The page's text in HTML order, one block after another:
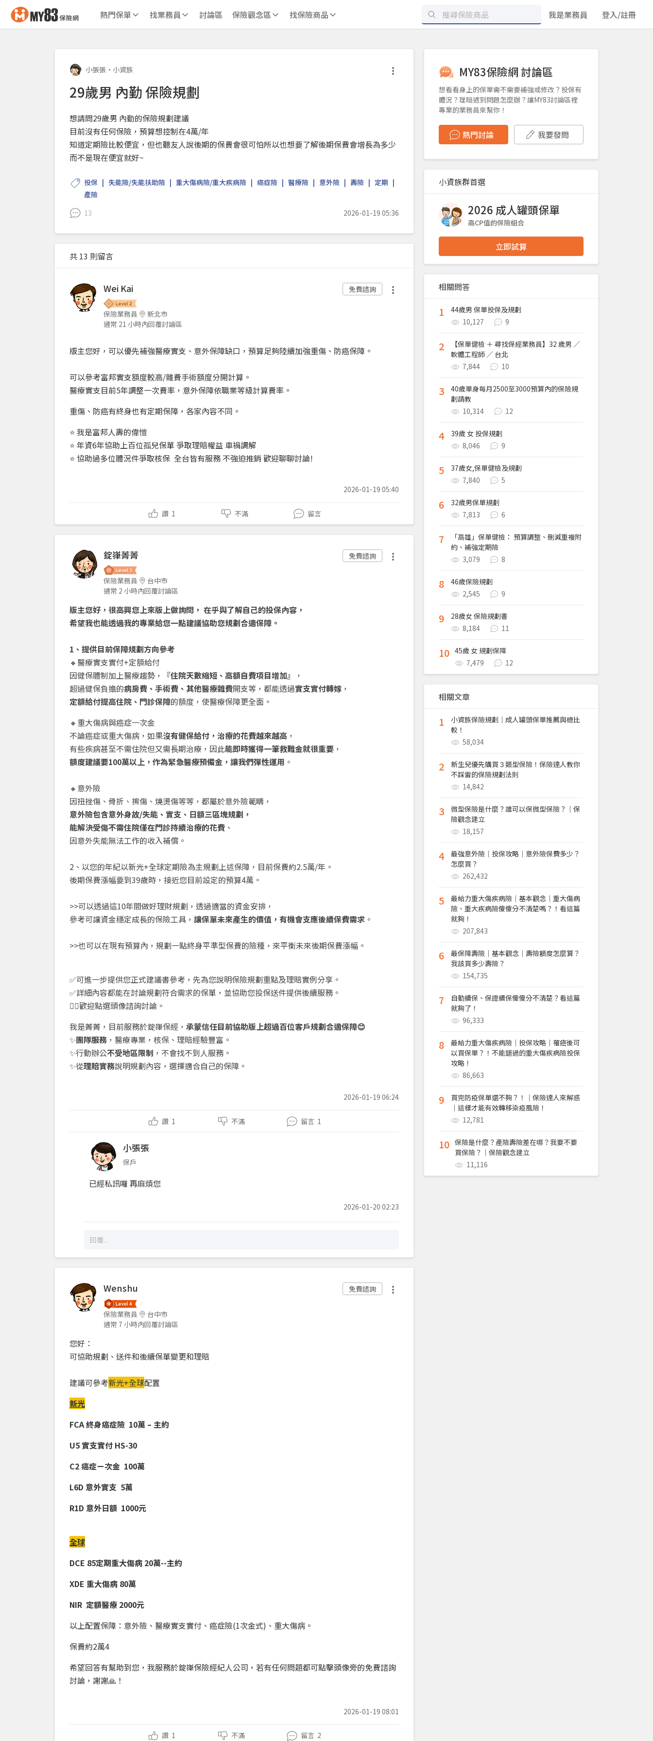
熱門保單 找業務員 討論區 保險觀念區 找保險商品 我是業務員 登入/註冊
小張張 • 小資族
29歲男 內勤 保險規劃
想請問29歲男 內勤的保險規劃建議
目前沒有任何保險，預算想控制在4萬/年
知道定期險比較便宜，但也聽友人說後期的保費會很可怕所以也想要了解後期保費會增長為多少
而不是現在便宜就好~
投保 失能險/失能扶助險 重大傷病險/重大疾病險 癌症險 醫療險 意外險 壽險
定期
產險
13
2026-01-19 05:36
共 13 則留言
Wei Kai
保險業務員
新北市
通常 21 小時內回覆討論區
免費諮詢
版主您好，可以優先補強醫療實支、意外保障缺口，預算足夠陸續加強重傷、防癌保障。
可以參考富邦實支額度較高/雜費手術額度分開計算。
醫療實支目前5年調整一次費率，意外保障依職業等級計算費率。
重傷、防癌有終身也有定期保障，各家內容不同。
⭐ 我是富邦人壽的偉愷
⭐ 年資6年協助上百位孤兒保單 爭取理賠權益 車禍調解
⭐ 協助過多位體況件爭取核保 全台皆有服務 不強迫推銷 歡迎聊聊討論!
2026-01-19 05:40
讚 1 不滿 留言
錠嵂菁菁
保險業務員
台中市
通常 2 小時內回覆討論區
免費諮詢
版主您好，很高興您上來版上做詢問， 在乎與了解自己的投保內容，
希望我也能透過我的專業給您一點建議協助您規劃合適保障。
1、提供目前保障規劃方向參考
🔸醫療實支實付+定額給付
因健保體制加上醫療趨勢，
『住院天數縮短、高額自費項目增加』
，
超過健保負擔的病房費、手術費、其他醫療雜費開支等，都能透過實支實付轉嫁 ，
定額給付提高住院、門診保障的額度，使醫療保障更全面。
🔸重大傷病與癌症一次金
不論癌症或重大傷病，如果沒有健保給付，治療的花費越來越高 ，
有些疾病甚至不需住院但又需長期治療，因此能即時獲得一筆救難金就很重要 ，
額度建議要100萬以上，作為緊急醫療預備金，讓我們彈性運用 。
🔸意外險
因扭挫傷、骨折、擦傷、燒燙傷等等，都屬於意外險範疇，
意外險包含意外身故/失能、實支、日額三區塊規劃，
能解決受傷不需住院僅在門診持續治療的花費 、
因意外失能無法工作的收入補償。
2、以您的年紀以新光+全球定期險為主規劃上述保障，目前保費約2.5萬/年。
後期保費漲幅要到39歲時，接近您目前設定的預算4萬。
>>可以透過這10年間做好理財規劃，透過適當的資金安排，
參考可讓資金穩定成長的保險工具， 讓保單未來產生的價值，有機會支應後續保費需求 。
>>也可以在現有預算內，規劃一點終身平準型保費的險種，來平衡未來後期保費漲幅。
✅可進一步提供您正式建議書參考，先為您說明保險規劃重點及理賠實例分享。
✅詳細內容都能在討論規劃符合需求的保單，並協助您投保送件提供後續服務。
👉🏻歡迎點選頭像諮詢討論。
我是菁菁，目前服務於錠嵂保經， 承蒙信任目前協助版上超過百位客戶規劃合適保障😊
✨團隊服務 ，醫療專業，核保、理賠經驗豐富。
✨行動辦公不受地區限制 ，不會找不到人服務。
✨從理賠實務說明規劃內容，選擇適合自己的保障。
2026-01-19 06:24
讚 1 不滿 留言 1
小張張
保戶
已經私訊囉 再麻煩您
2026-01-20 02:23
Wenshu
保險業務員
台中市
通常 7 小時內回覆討論區
免費諮詢
您好：
可協助規劃、送件和後續保單變更和理賠
建議可參考新光+全球配置
新光
FCA 終身癌症險 10萬 – 主約
U5 實支實付 HS-30
C2 癌症ㄧ次金 100萬
L6D 意外實支 5萬
R1D 意外日額 1000元
全球
DCE 85定期重大傷病 20萬--主約
XDE 重大傷病 80萬
NIR 定額醫療 2000元
以上配置保障：意外險、醫療實支實付、癌症險(1次金式) 、重大傷病。
保費約2萬4
希望回答有幫助到您，我服務於錠嵂保險經紀人公司，若有任何問題都可點擊頭像旁的免費諮詢
討論，謝謝🙏 ！
2026-01-19 08:01
讚 1 不滿 留言 2
MY83保險網 討論區
想看看身上的保單需不需要補強或修改？投保有
體況？理賠遇到問題怎麼辦？讓MY83討論區裡
專業的業務員來幫你！
熱門討論 我要發問
小資族群首選
2026 成人罐頭保單
高CP值的保險組合
立即試算
相關問答
1
44歲男 保單投保及規劃
10,127
9
2
【保單健檢 ＋ 尋找保經業務員】32 歲男 ／
軟體工程師 ／ 台北
7,844
10
3
40歲單身每月2500至3000預算內的保險規
劃請教
10,314
12
4
39歲 女 投保規劃
8,046
9
5
37歲女,保單健檢及規劃
7,840
5
6
32歲男保單規劃
7,813
6
7
「高雄」保單健檢： 預算調整、刪減重複附
約、補強定期險
3,079
8
8
46歲保險規劃
2,545
9
9
28歲女 保險規劃書
8,184
11
10 45歲 女 規劃保障
7,479
12
相關文章
1
小資族保險規劃｜成人罐頭保單推薦與總比
較！
58,034
2
新生兒優先購買３類型保險！保險達人教你
不踩雷的保險規劃法則
14,842
3
微型保險是什麼？誰可以保微型保險？｜保
險觀念建立
18,157
4
最強意外險｜投保攻略｜意外險保費多少？
怎麼買？
262,432
5
最給力重大傷疾病險｜基本觀念｜重大傷病
險、重大疾病險傻傻分不清楚嗎？！看這篇
就夠！
207,843
6
最保障壽險｜基本觀念｜壽險額度怎麼算？
我該買多少壽險？
154,735
7
自動續保、保證續保傻傻分不清楚？看這篇
就夠了！
96,333
8
最給力重大傷疾病險｜投保攻略｜罹癌後可
以買保單？！不能錯過的重大傷疾病險投保
攻略！
86,663
9
買完防疫保單還不夠？！｜保險達人來解惑
｜這樣才能有效轉移染疫風險！
12,781
10 保險是什麼？產險壽險差在哪？我要不要
買保險？｜保險觀念建立
11,116